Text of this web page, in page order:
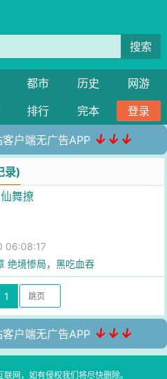
搜索
都市 历史
网游
排行 完本 登录
户端无广告APP ↓↓↓
录)
舞撩
06:08:17
绝境惨局，黑吃血吞
1
户端无广告APP ↓↓↓
网，如有侵权我们将尽快删除。